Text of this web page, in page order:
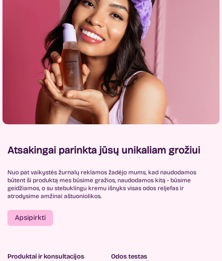
Atsakingai parinkta jūsų unikaliam grožiui
Nuo pat vaikystės žurnalų reklamos žadėjo mums, kad naudodamos
būtent ši produktą mes būsime gražios, naudodamos kitą - būsime
geidžiamos, o su stebuklingu kremu išnyks visas odos reljefas ir
atrodysime amžinai aštuoniolikos.
Apsipirkti
Produktai ir konsultacijos
Odos testas